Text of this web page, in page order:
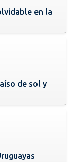
en la
de sol y